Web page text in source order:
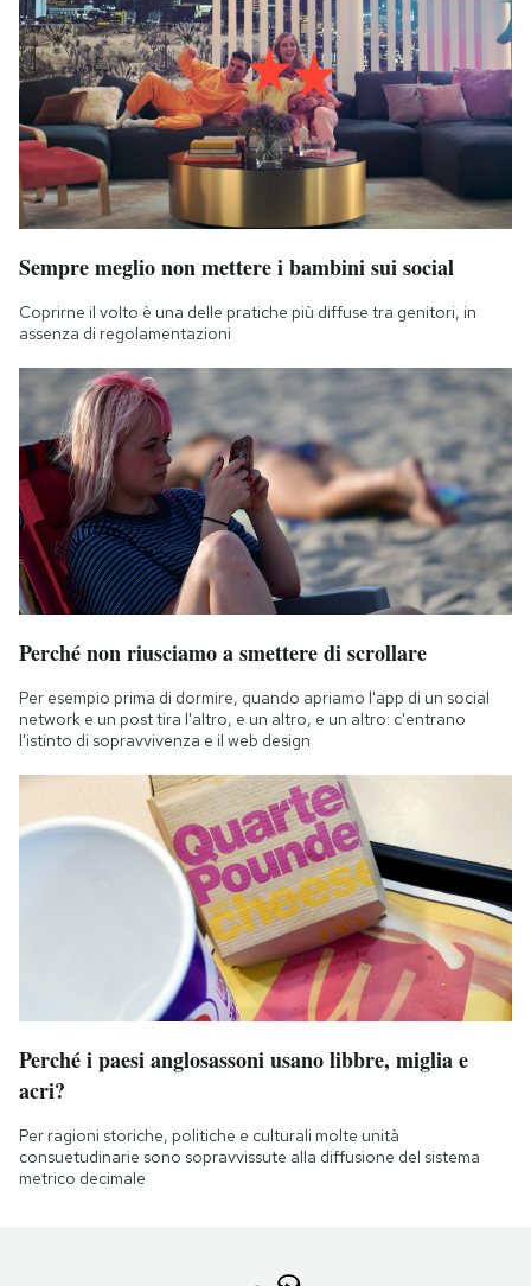
Sempre meglio non mettere i bambini sui social
Coprirne il volto è una delle pratiche più diffuse tra genitori, in
assenza di regolamentazioni
Perché non riusciamo a smettere di scrollare
Per esempio prima di dormire, quando apriamo l'app di un social
network e un post tira l'altro, e un altro, e un altro: c'entrano
l'istinto di sopravvivenza e il web design
Perché i paesi anglosassoni usano libbre, miglia e
acri?
Per ragioni storiche, politiche e culturali molte unità
consuetudinarie sono sopravvissute alla diffusione del sistema
metrico decimale